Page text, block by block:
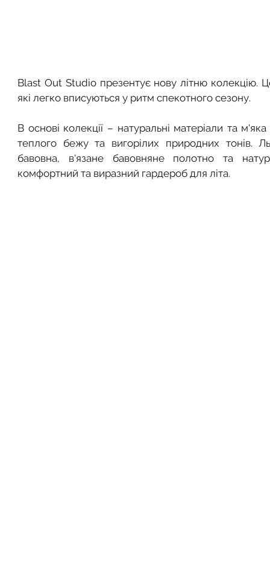
Blast Out Studio презентує нову літню колекцію.
які легко вписуються у ритм спекотного сезону.
В основі колекції – натуральні матеріали та м'яка
теплого бежу та вигорілих природних тонів.
бавовна, в'язане бавовняне полотно та
комфортний та виразний гардероб для літа.